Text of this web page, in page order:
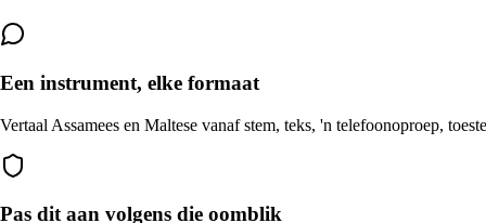
Een instrument, elke formaat
Vertaal Assamees en Maltese vanaf stem, teks, 'n telefoonoproep,
Pas dit aan volgens die oomblik